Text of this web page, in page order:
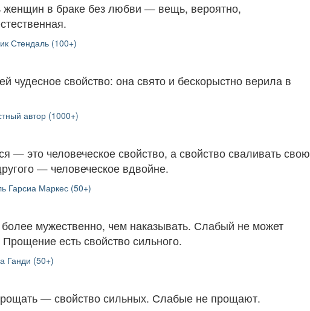
женщин в браке без любви — вещь, вероятно,
Стендаль (100+)
чудесное свойство: она свято и бескорыстно верила в
автор (1000+)
— это человеческое свойство, а свойство сваливать свою
— человеческое вдвойне.
Гарсиа Маркес (50+)
мужественно, чем наказывать. Слабый не может
есть свойство сильного.
Ганди (50+)
— свойство сильных. Слабые не прощают.